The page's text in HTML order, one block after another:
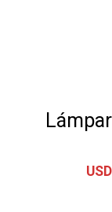
USD